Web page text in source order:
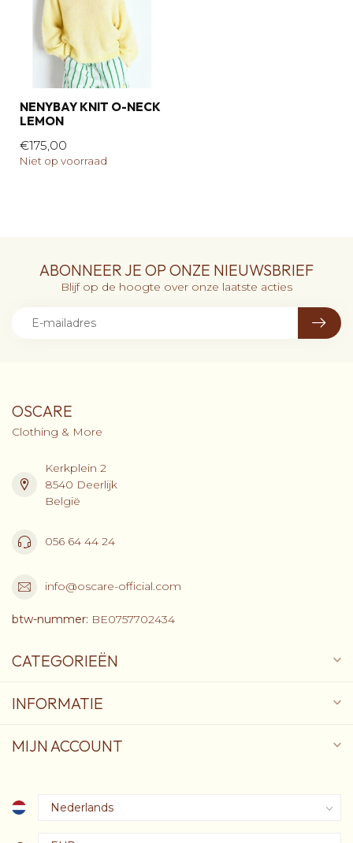
NENYBAY KNIT O-NECK
LEMON
€175,00
Niet op voorraad
ABONNEER JE OP ONZE NIEUWSBRIEF
Blijf op de hoogte over onze laatste acties
OSCARE
Clothing & More
Kerkplein 2
8540 Deerlijk
België
056 64 44 24
info@oscare-official.com
btw-nummer: BE0757702434
CATEGORIEËN
INFORMATIE
MIJN ACCOUNT